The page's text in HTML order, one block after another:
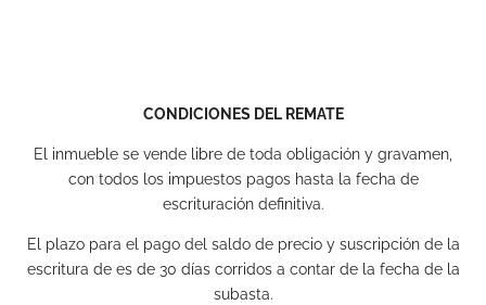
CONDICIONES DEL REMATE
El inmueble se vende libre de toda obligación y gravamen,
con todos los impuestos pagos hasta la fecha de
escrituración definitiva.
El plazo para el pago del saldo de precio y suscripción de la
escritura de es de 30 días corridos a contar de la fecha de la
subasta.